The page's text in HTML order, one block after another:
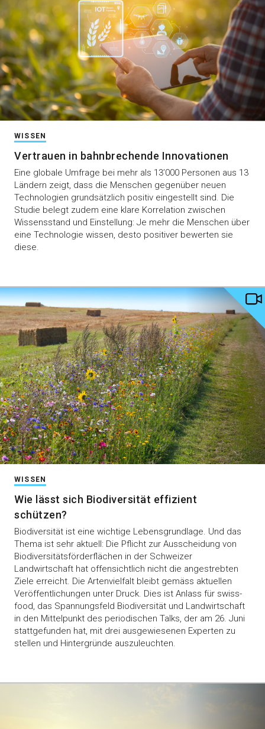
WISSEN
Vertrauen in bahnbrechende Innovationen
Eine globale Umfrage bei mehr als 13’000 Personen aus 13
Ländern zeigt, dass die Menschen gegenüber neuen
Technologien grundsätzlich positiv eingestellt sind. Die
Studie belegt zudem eine klare Korrelation zwischen
Wissensstand und Einstellung: Je mehr die Menschen über
eine Technologie wissen, desto positiver bewerten sie
diese.
WISSEN
Wie lässt sich Biodiversität effizient
schützen?
Biodiversität ist eine wichtige Lebensgrundlage. Und das
Thema ist sehr aktuell: Die Pflicht zur Ausscheidung von
Biodiversitätsförderflächen in der Schweizer
Landwirtschaft hat offensichtlich nicht die angestrebten
Ziele erreicht. Die Artenvielfalt bleibt gemäss aktuellen
Veröffentlichungen unter Druck. Dies ist Anlass für swiss-
food, das Spannungsfeld Biodiversität und Landwirtschaft
in den Mittelpunkt des periodischen Talks, der am 26. Juni
stattgefunden hat, mit drei ausgewiesenen Experten zu
stellen und Hintergründe auszuleuchten.